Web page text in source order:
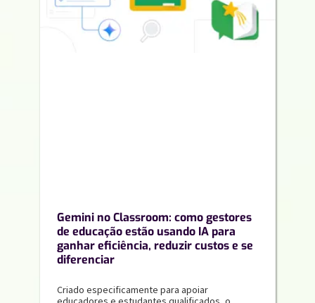
Gemini no Classroom: como gestores
de educação estão usando IA para
ganhar eficiência, reduzir custos e se
diferenciar
Criado especificamente para apoiar